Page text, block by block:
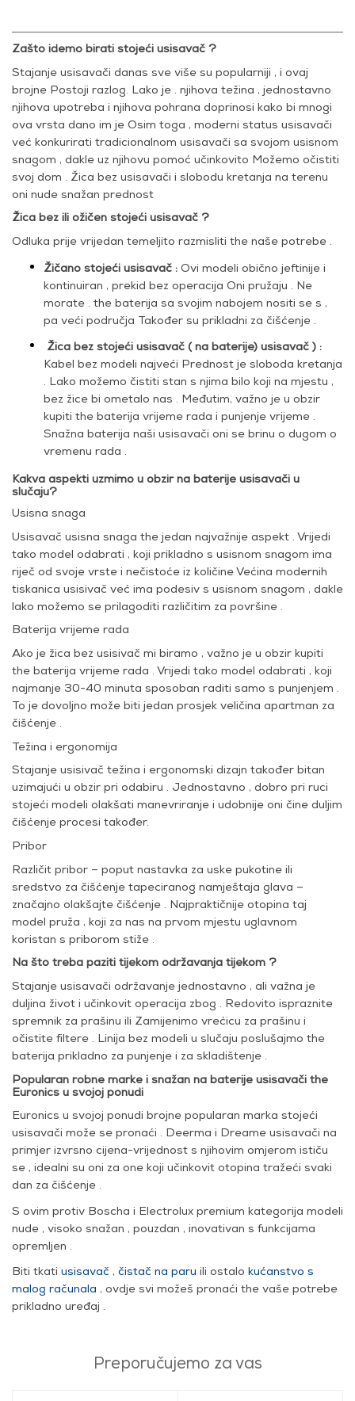
Zašto idemo birati stojeći usisavač ?
Stajanje usisavači danas sve više su popularniji , i ovaj
brojne Postoji razlog. Lako je . njihova težina , jednostavno
njihova upotreba i njihova pohrana doprinosi kako bi mnogi
ova vrsta dano im je Osim toga , moderni status usisavači
već konkurirati tradicionalnom usisavači sa svojom usisnom
snagom , dakle uz njihovu pomoć učinkovito Možemo očistiti
svoj dom . Žica bez usisavači i slobodu kretanja na terenu
oni nude snažan prednost
Žica bez ili ožičen stojeći usisavač ?
Odluka prije vrijedan temeljito razmisliti the naše potrebe .
Žičano stojeći usisavač : Ovi modeli obično jeftinije i
kontinuiran , prekid bez operacija Oni pružaju . Ne
morate . the baterija sa svojim nabojem nositi se s ,
pa veći područja Također su prikladni za čišćenje .
Žica bez stojeći usisavač ( na baterije) usisavač ) :
Kabel bez modeli najveći Prednost je sloboda kretanja
. Lako možemo čistiti stan s njima bilo koji na mjestu ,
bez žice bi ometalo nas . Međutim, važno je u obzir
kupiti the baterija vrijeme rada i punjenje vrijeme .
Snažna baterija naši usisavači oni se brinu o dugom o
vremenu rada .
Kakva aspekti uzmimo u obzir na baterije usisavači u
slučaju?
Usisna snaga
Usisavač usisna snaga the jedan najvažnije aspekt . Vrijedi
tako model odabrati , koji prikladno s usisnom snagom ima
riječ od svoje vrste i nečistoće iz količine Većina modernih
tiskanica usisivač već ima podesiv s usisnom snagom , dakle
lako možemo se prilagoditi različitim za površine .
Baterija vrijeme rada
Ako je žica bez usisivač mi biramo , važno je u obzir kupiti
the baterija vrijeme rada . Vrijedi tako model odabrati , koji
najmanje 30-40 minuta sposoban raditi samo s punjenjem .
To je dovoljno može biti jedan prosjek veličina apartman za
čišćenje .
Težina i ergonomija
Stajanje usisivač težina i ergonomski dizajn također bitan
uzimajući u obzir pri odabiru . Jednostavno , dobro pri ruci
stojeći modeli olakšati manevriranje i udobnije oni čine duljim
čišćenje procesi također.
Pribor
Različit pribor – poput nastavka za uske pukotine ili
sredstvo za čišćenje tapeciranog namještaja glava –
značajno olakšajte čišćenje . Najpraktičnije otopina taj
model pruža , koji za nas na prvom mjestu uglavnom
koristan s priborom stiže .
Na što treba paziti tijekom održavanja tijekom ?
Stajanje usisavači održavanje jednostavno , ali važna je
duljina život i učinkovit operacija zbog . Redovito ispraznite
spremnik za prašinu ili Zamijenimo vrećicu za prašinu i
očistite filtere . Linija bez modeli u slučaju poslušajmo the
baterija prikladno za punjenje i za skladištenje .
Popularan robne marke i snažan na baterije usisavači the
Euronics u svojoj ponudi
Euronics u svojoj ponudi brojne popularan marka stojeći
usisavači može se pronaći . Deerma i Dreame usisavači na
primjer izvrsno cijena-vrijednost s njihovim omjerom ističu
se , idealni su oni za one koji učinkovit otopina tražeći svaki
dan za čišćenje .
S ovim protiv Boscha i Electrolux premium kategorija modeli
nude , visoko snažan , pouzdan , inovativan s funkcijama
opremljen .
Biti tkati usisavač , čistač na paru ili ostalo kućanstvo s
malog računala , ovdje svi možeš pronaći the vaše potrebe
prikladno uređaj .
Preporučujemo za vas